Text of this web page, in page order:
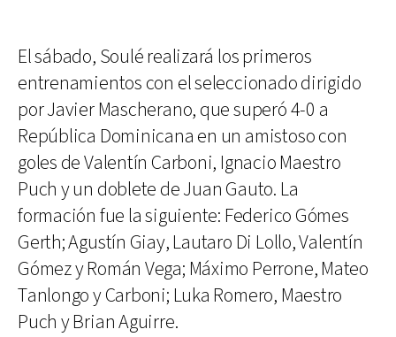
El sábado, Soulé realizará los primeros
entrenamientos con el seleccionado dirigido
por Javier Mascherano, que superó 4-0 a
República Dominicana en un amistoso con
goles de Valentín Carboni, Ignacio Maestro
Puch y un doblete de Juan Gauto. La
formación fue la siguiente: Federico Gómes
Gerth; Agustín Giay, Lautaro Di Lollo, Valentín
Gómez y Román Vega; Máximo Perrone, Mateo
Tanlongo y Carboni; Luka Romero, Maestro
Puch y Brian Aguirre.